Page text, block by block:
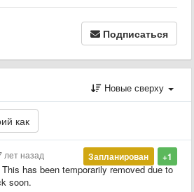
Подписаться
Новые сверху
+1
Запланирован
лет назад
has been temporarily removed due to
soon.